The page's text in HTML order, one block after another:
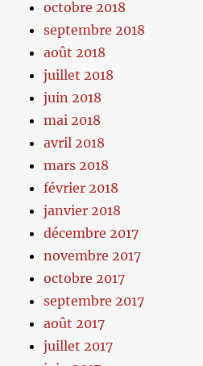
octobre 2018
septembre 2018
août 2018
juillet 2018
juin 2018
mai 2018
avril 2018
mars 2018
février 2018
janvier 2018
décembre 2017
novembre 2017
octobre 2017
septembre 2017
août 2017
juillet 2017